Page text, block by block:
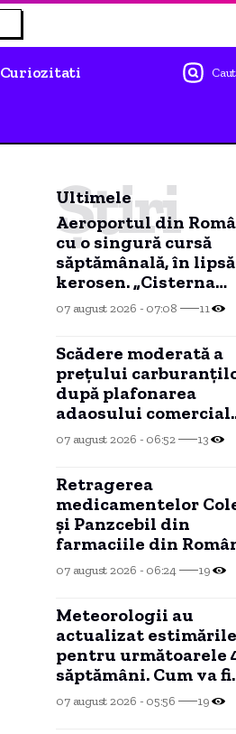
Curiozitati
Ultimele
Știri
Aeroportul din
cu o singură cursă
săptămânală, în
kerosen. „Cisterna
așteaptă la Năvodari”
07 august 2026 - 07:08 11
Scădere moderată a
prețului
după plafonarea
adaosului comercial.
Când se preconizează
nouă ieftinire?
07 august 2026 - 06:52 13
Retragerea
medicamentelor
și Panzcebil din
farmaciile din
explicația Agenției
Naționale a
07 august 2026 - 06:24 19
Meteorologii au
actualizat estimările
pentru următoarele
săptămâni. Cum va fi
vremea până pe 7
septembrie
07 august 2026 - 05:56 19